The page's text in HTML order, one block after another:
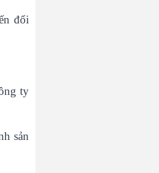
đổi
ty
sản